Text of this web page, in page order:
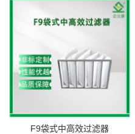
F9袋式中高效过滤器